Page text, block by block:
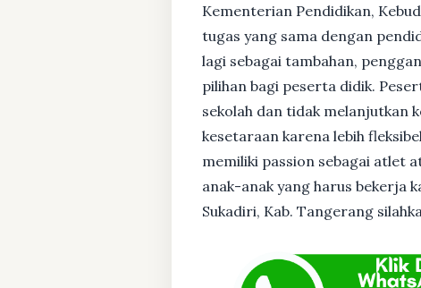
Kementerian Pendidikan,
tugas yang sama dengan
lagi sebagai tambahan,
pilihan bagi peserta didik.
sekolah dan tidak melanjutkan
kesetaraan karena lebih
memiliki passion sebagai atlet
anak-anak yang harus bekerja
Sukadiri, Kab. Tangerang